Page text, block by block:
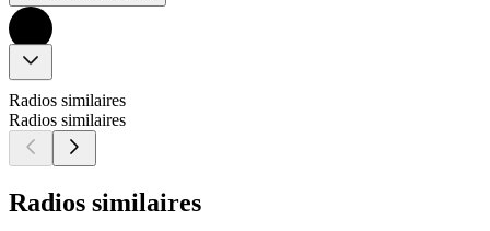
Radios similaires
Radios similaires
Radios similaires